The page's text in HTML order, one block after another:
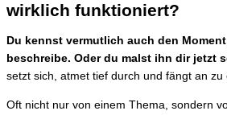
wirklich funktioniert?
Du kennst vermutlich auch den
beschreibe. Oder du malst ihn dir jetzt
setzt sich, atmet tief durch und fängt an zu
Oft nicht nur von einem Thema, sondern